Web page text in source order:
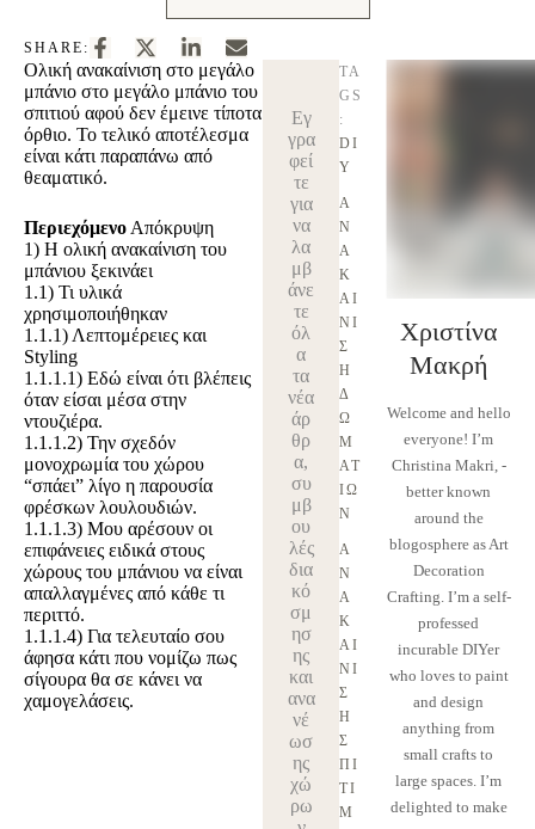
SHARE:
Ολική ανακαίνιση στο μεγάλο
μπάνιο στο μεγάλο μπάνιο του
σπιτιού αφού δεν έμεινε τίποτα
όρθιο. Το τελικό αποτέλεσμα
είναι κάτι παραπάνω από
θεαματικό.
Περιεχόμενο Απόκρυψη
1) Η ολική ανακαίνιση του
μπάνιου ξεκινάει
1.1) Τι υλικά
χρησιμοποιήθηκαν
1.1.1) Λεπτομέρειες και
Styling
1.1.1.1) Εδώ είναι ότι βλέπεις
όταν είσαι μέσα στην
ντουζιέρα.
1.1.1.2) Την σχεδόν
μονοχρωμία του χώρου
“σπάει” λίγο η παρουσία
φρέσκων λουλουδιών.
1.1.1.3) Μου αρέσουν οι
επιφάνειες ειδικά στους
χώρους του μπάνιου να είναι
απαλλαγμένες από κάθε τι
περιττό.
1.1.1.4) Για τελευταίο σου
άφησα κάτι που νομίζω πως
σίγουρα θα σε κάνει να
χαμογελάσεις.
Εγ
γρα
φεί
τε
για
να
λα
μβ
άνε
τε
όλ
α
τα
νέα
άρ
θρ
α,
συ
μβ
ου
λές
δια
κό
σμ
ησ
ης
και
ανα
νέ
ωσ
ης
χώ
ρω
TA
GS
:
DI
Y
Α
Ν
Α
Κ
ΑΊ
ΝΙ
Σ
Η
Δ
Ω
Μ
ΑΤ
ΊΩ
Ν
Α
Ν
Α
Κ
ΑΊ
ΝΙ
Σ
Η
Σ
ΠΊ
ΤΙ
Μ
Χριστίνα
Μακρή
Welcome and hello
everyone! I’m
Christina Makri, -
better known
around the
blogosphere as Art
Decoration
Crafting. I’m a self-
professed
incurable DIYer
who loves to paint
and design
anything from
small crafts to
large spaces. I’m
delighted to make